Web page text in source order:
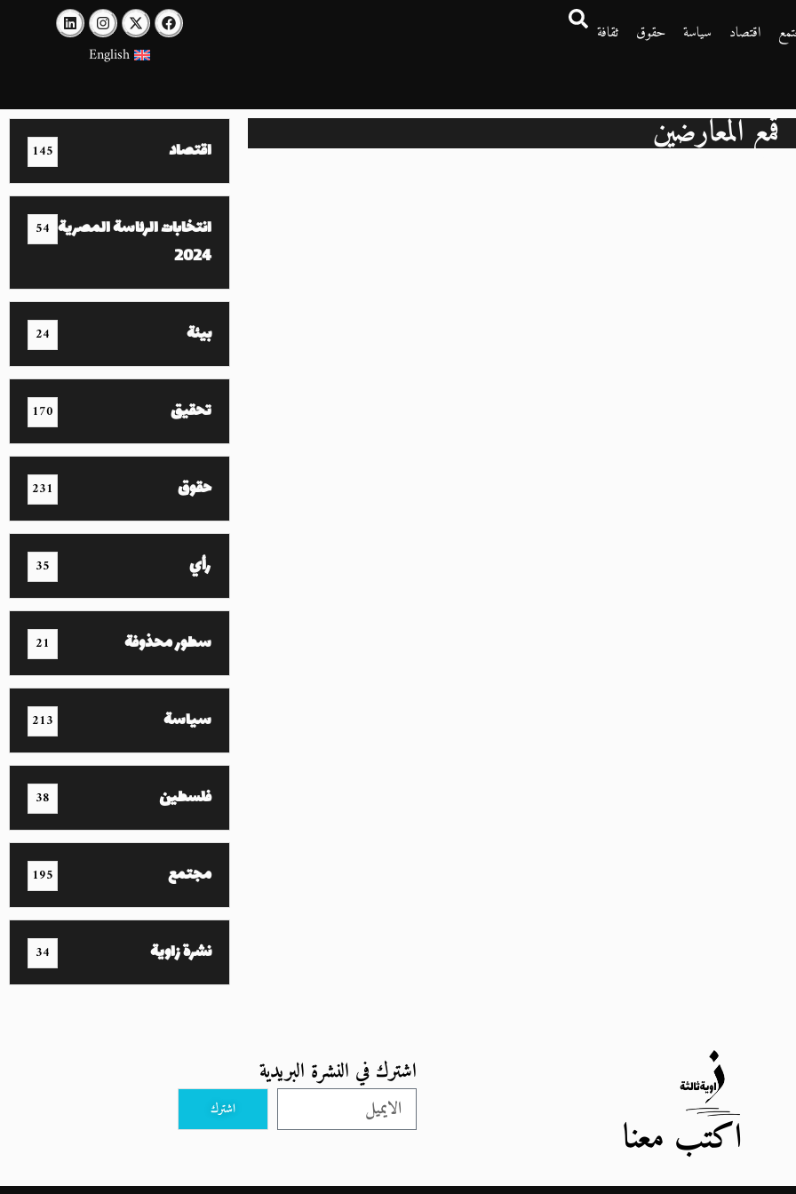
اقتصاد سياسة حقوق
ثقافة
English
قمع المعارضين اقتصاد 145
انتخابات الرئاسة المصرية
2024
54
بيئة 24
تحقيق 170
حقوق 231
رأي 35
سطور محذوفة 21
سياسة 213
فلسطين 38
مجتمع 195
نشرة زاوية 34
اكتب معنا
اشترك في النشرة البريدية
اشترك